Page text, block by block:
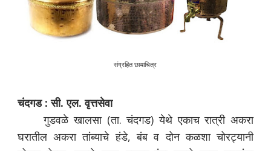
संग्रहित छायाचित्र
चंदगड : सी. एल. वृत्तसेवा
गुडवळे खालसा (ता. चंदगड) येथे एकाच रात्री अकरा
घरातील अकरा तांब्याचे हंडे, बंब व दोन कळशा चोरट्यानी